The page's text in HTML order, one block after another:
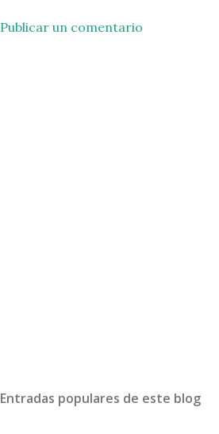
Publicar un comentario
Entradas populares de este blog